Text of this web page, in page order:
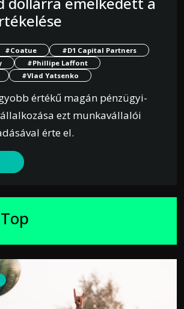
#Coatue
#D1 Capital Partners
#Phillipe Laffont
#Vlad Yatsenko
értékű magán pénzügyi-
ezt munkavállalói
érte el.